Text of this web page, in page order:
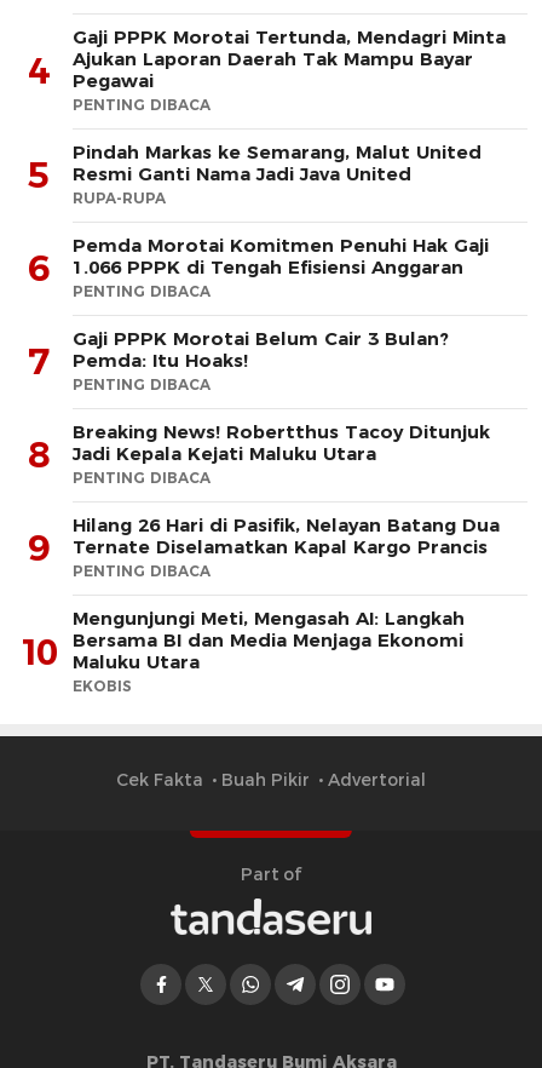
4
Gaji PPPK Morotai Tertunda, Mendagri Minta
Ajukan Laporan Daerah Tak Mampu Bayar
Pegawai
PENTING DIBACA
5
Pindah Markas ke Semarang, Malut United
Resmi Ganti Nama Jadi Java United
RUPA-RUPA
6
Pemda Morotai Komitmen Penuhi Hak Gaji
1.066 PPPK di Tengah Efisiensi Anggaran
PENTING DIBACA
7
Gaji PPPK Morotai Belum Cair 3 Bulan?
Pemda: Itu Hoaks!
PENTING DIBACA
8
Breaking News! Robertthus Tacoy Ditunjuk
Jadi Kepala Kejati Maluku Utara
PENTING DIBACA
9
Hilang 26 Hari di Pasifik, Nelayan Batang Dua
Ternate Diselamatkan Kapal Kargo Prancis
PENTING DIBACA
10
Mengunjungi Meti, Mengasah AI: Langkah
Bersama BI dan Media Menjaga Ekonomi
Maluku Utara
EKOBIS
Cek Fakta Buah Pikir Advertorial
Part of
PT. Tandaseru Bumi Aksara